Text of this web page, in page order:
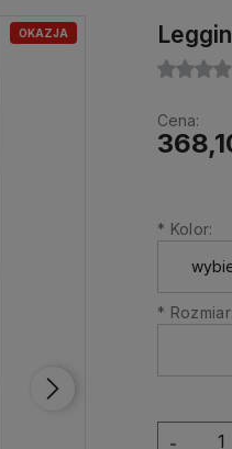
OKAZJA
Cena:
* Kolor:
* Rozmiar:
-